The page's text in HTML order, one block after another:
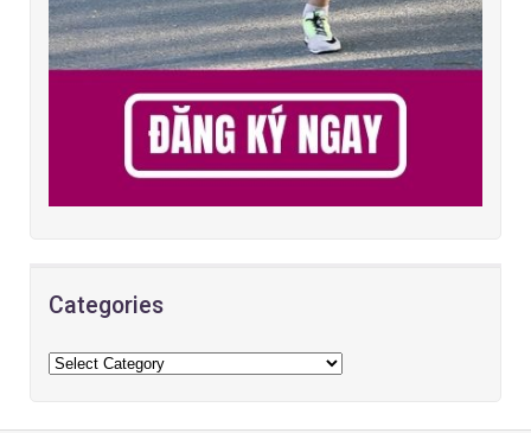
Categories